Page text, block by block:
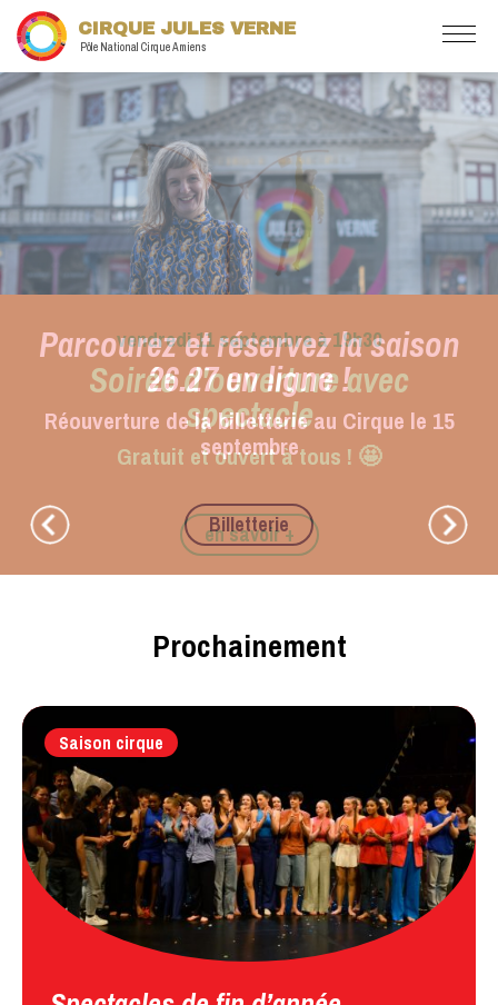
CIRQUE JULES VERNE
Pôle National Cirque Amiens
Parcourez et réservez la saison
26.27 en ligne !
Réouverture de la billetterie au Cirque le 15
septembre
Billetterie
Prochainement
Saison cirque